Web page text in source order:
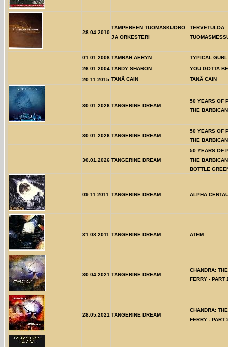
28.04.2010
TAMPEREEN TUOMASKUORO
JA ORKESTERI
TERVETULOA
01.01.2008 TAMRAH AERYN
TYPICAL GURL
26.01.2004 TANDY SHARON
YOU GOTTA
20.11.2015 TANÃ CAIN TANÃ CAIN
30.01.2026 TANGERINE DREAM
50 YEARS OF
THE
30.01.2026 TANGERINE DREAM
50 YEARS OF
THE
30.01.2026 TANGERINE DREAM
50 YEARS OF
THE
BOTTLE
09.11.2011 TANGERINE DREAM ALPHA
31.08.2011 TANGERINE DREAM ATEM
30.04.2021 TANGERINE DREAM
CHANDRA:
FERRY - PART
28.05.2021 TANGERINE DREAM
CHANDRA:
FERRY - PART